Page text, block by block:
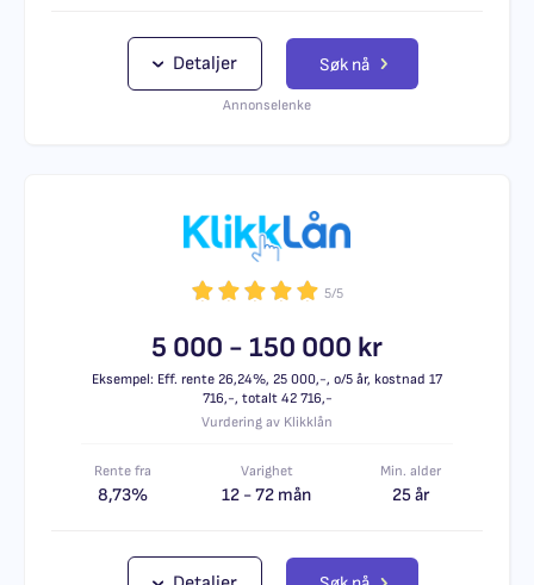
Annonselenke
Detaljer Søk nå
5/5
5 000 - 150 000 kr
Eksempel: Eff. rente 26,24%, 25 000,-, o/5 år, kostnad 17
716,-, totalt 42 716,-
Vurdering av Klikklån
Rente fra
8,73%
Varighet
12 - 72 mån
Min. alder
25 år